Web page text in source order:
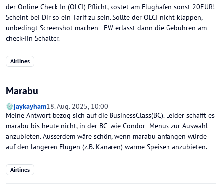
der Online Check-In (OLCI) Pflicht, kostet am Flughafen sonst 20EUR!
Scheint bei Dir so ein Tarif zu sein. Sollte der OLCI nicht klappen,
unbedingt Screenshot machen - EW erlässt dann die Gebühren am
check-Iin Schalter.
Airlines
Marabu
jaykayham18. Aug. 2025, 10:00
Meine Antwort bezog sich auf die BusinessClass(BC). Leider schafft es
marabu bis heute nicht, in der BC -wie Condor- Menüs zur Auswahl
anzubieten. Ausserdem wäre schön, wenn marabu anfangen würde
auf den längeren Flügen (z.B. Kanaren) warme Speisen anzubieten.
Airlines